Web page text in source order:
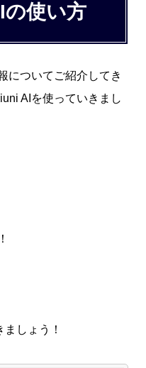
の使い方
についてご紹介してき
AIを使っていきまし
しょう！